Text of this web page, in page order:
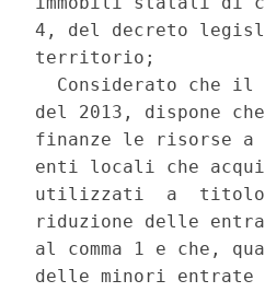
4, del decreto
territorio;
Considerato che il
del 2013, dispone
finanze le risorse
enti locali che
utilizzati  a  titolo
riduzione delle
al comma 1 e che,
delle minori